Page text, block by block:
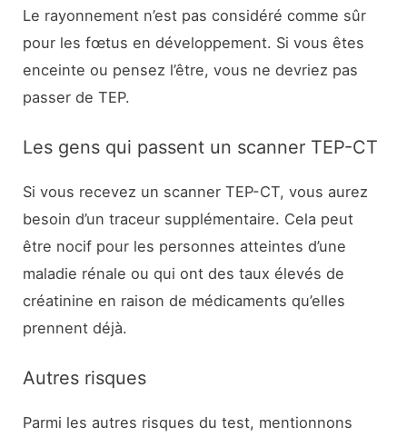
Le rayonnement n’est pas considéré comme sûr
pour les fœtus en développement. Si vous êtes
enceinte ou pensez l’être, vous ne devriez pas
passer de TEP.
Les gens qui passent un scanner TEP-CT
Si vous recevez un scanner TEP-CT, vous aurez
besoin d’un traceur supplémentaire. Cela peut
être nocif pour les personnes atteintes d’une
maladie rénale ou qui ont des taux élevés de
créatinine en raison de médicaments qu’elles
prennent déjà.
Autres risques
Parmi les autres risques du test, mentionnons